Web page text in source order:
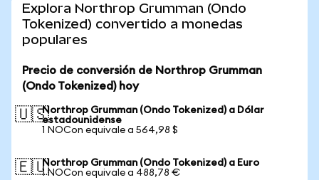
Explora Northrop Grumman (Ondo
Tokenized) convertido a monedas
populares
Precio de conversión de Northrop Grumman
(Ondo Tokenized) hoy
🇺🇸Northrop Grumman (Ondo Tokenized) a Dólar
estadounidense
1 NOCon equivale a 564,98 $
🇪🇺Northrop Grumman (Ondo Tokenized) a Euro
1 NOCon equivale a 488,78 €